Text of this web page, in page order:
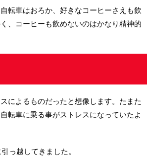
転車はおろか、好きなコーヒーさえも飲
、コーヒーも飲めないのはかなり精神的
によるものだったと想像します。たまた
転車に乗る事がストレスになっていたよ
っ越してきました。